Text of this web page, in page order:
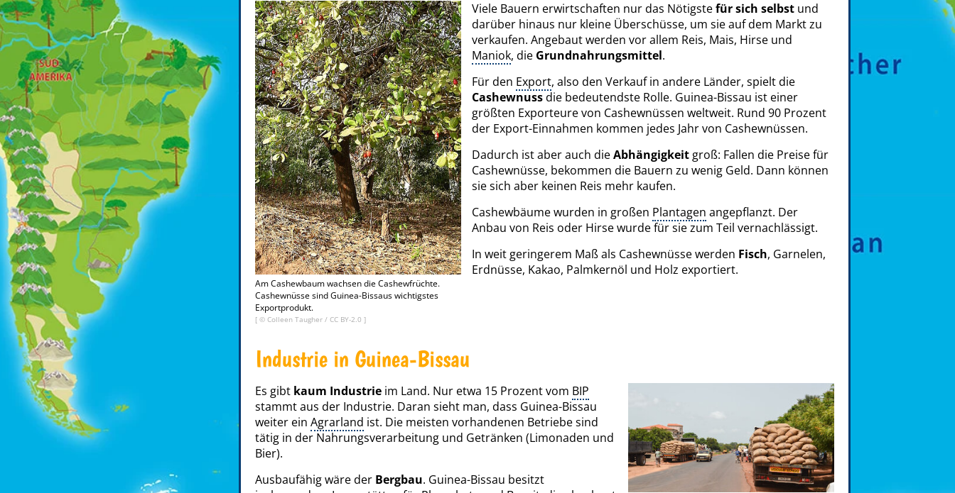
Am Cashewbaum wachsen die Cashewfrüchte.
Cashewnüsse sind Guinea-Bissaus wichtigstes
Exportprodukt.
[ © Colleen Taugher / CC BY-2.0 ]
Viele Bauern erwirtschaften nur das Nötigstefür sich selbst und
darüber hinaus nur kleine Überschüsse, um sie auf dem Markt zu
verkaufen. Angebaut werden vor allem Reis, Mais, Hirse und
Maniok, die Grundnahrungsmittel.
Für den Export, also den Verkauf in andere Länder, spielt die
Cashewnussdie bedeutendste Rolle. Guinea-Bissau ist einer
größten Exporteure von Cashewnüssen weltweit. Rund 90 Prozent
der Export-Einnahmen kommen jedes Jahr von Cashewnüssen.
Dadurch ist aber auch dieAbhängigkeit groß: Fallen die Preise für
Cashewnüsse, bekommen die Bauern zu wenig Geld. Dann können
sie sich aber keinen Reis mehr kaufen.
Cashewbäume wurden in großen Plantagen angepflanzt. Der
Anbau von Reis oder Hirse wurde für sie zum Teil vernachlässigt.
In weit geringerem Maß als Cashewnüsse werden Fisch, Garnelen,
Erdnüsse, Kakao, Palmkernöl und Holz exportiert.
Industrie in Guinea-Bissau
Es gibt kaum Industrie im Land. Nur etwa 15 Prozent vom BIP
stammt aus der Industrie. Daran sieht man, dass Guinea-Bissau
weiter ein Agrarland ist. Die meisten vorhandenen Betriebe sind
tätig in der Nahrungsverarbeitung und Getränken (Limonaden und
Bier).
Ausbaufähig wäre der Bergbau. Guinea-Bissau besitzt